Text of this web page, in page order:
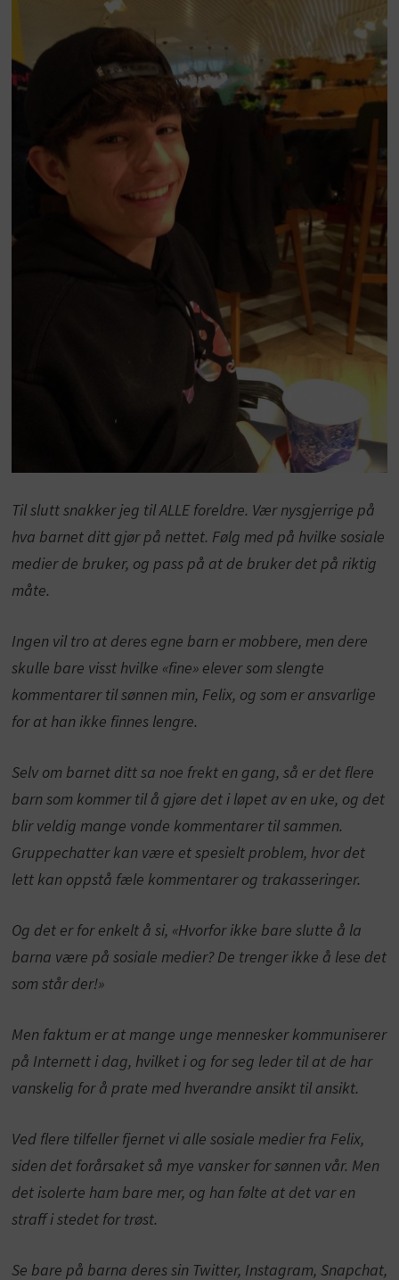
Til slutt snakker jeg til ALLE foreldre. Vær nysgjerrige på
hva barnet ditt gjør på nettet. Følg med på hvilke sosiale
medier de bruker, og pass på at de bruker det på riktig
måte.
Ingen vil tro at deres egne barn er mobbere, men dere
skulle bare visst hvilke «fine» elever som slengte
kommentarer til sønnen min, Felix, og som er ansvarlige
for at han ikke finnes lengre.
Selv om barnet ditt sa noe frekt en gang, så er det flere
barn som kommer til å gjøre det i løpet av en uke, og det
blir veldig mange vonde kommentarer til sammen.
Gruppechatter kan være et spesielt problem, hvor det
lett kan oppstå fæle kommentarer og trakasseringer.
Og det er for enkelt å si, «Hvorfor ikke bare slutte å la
barna være på sosiale medier? De trenger ikke å lese det
som står der!»
Men faktum er at mange unge mennesker kommuniserer
på Internett i dag, hvilket i og for seg leder til at de har
vanskelig for å prate med hverandre ansikt til ansikt.
Ved flere tilfeller fjernet vi alle sosiale medier fra Felix,
siden det forårsaket så mye vansker for sønnen vår. Men
det isolerte ham bare mer, og han følte at det var en
straff i stedet for trøst.
Se bare på barna deres sin Twitter, Instagram, Snapchat,